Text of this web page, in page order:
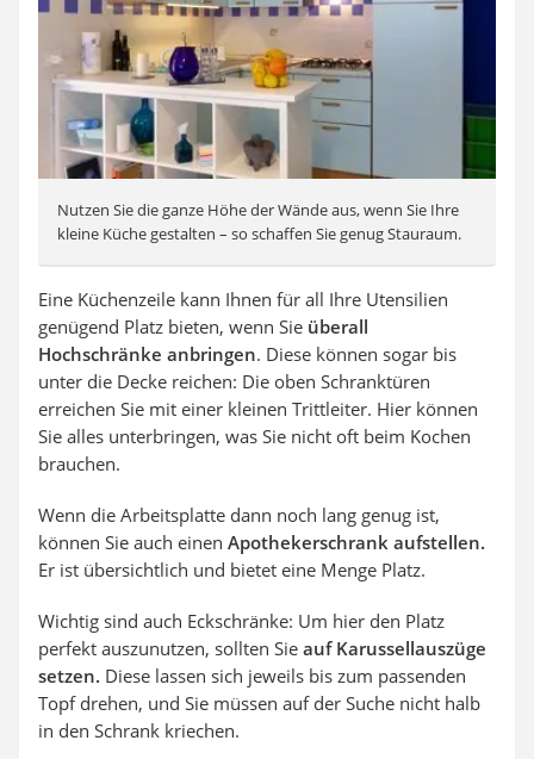
Nutzen Sie die ganze Höhe der Wände aus, wenn Sie Ihre
kleine Küche gestalten – so schaffen Sie genug Stauraum.
Eine Küchenzeile kann Ihnen für all Ihre Utensilien
genügend Platz bieten, wenn Sie überall
Hochschränke anbringen. Diese können sogar bis
unter die Decke reichen: Die oben Schranktüren
erreichen Sie mit einer kleinen Trittleiter. Hier können
Sie alles unterbringen, was Sie nicht oft beim Kochen
brauchen.
Wenn die Arbeitsplatte dann noch lang genug ist,
können Sie auch einen Apothekerschrank aufstellen.
Er ist übersichtlich und bietet eine Menge Platz.
Wichtig sind auch Eckschränke: Um hier den Platz
perfekt auszunutzen, sollten Sie auf Karussellauszüge
setzen. Diese lassen sich jeweils bis zum passenden
Topf drehen, und Sie müssen auf der Suche nicht halb
in den Schrank kriechen.